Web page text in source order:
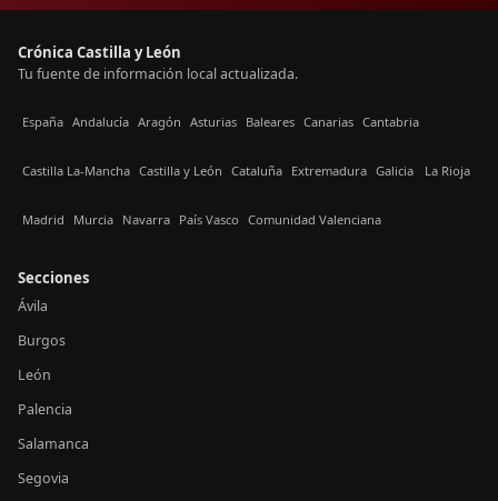
Crónica Castilla y León
Tu fuente de información local actualizada.
España Andalucía Aragón Asturias Baleares Canarias Cantabria
Castilla La-Mancha Castilla y León Cataluña Extremadura Galicia La Rioja
Madrid Murcia Navarra País Vasco Comunidad Valenciana
Secciones
Ávila
Burgos
León
Palencia
Salamanca
Segovia